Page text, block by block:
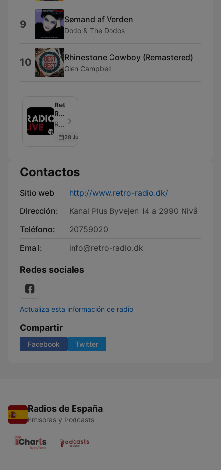
9 Sømand af Verden
Dodo & The Dodos
10 Rhinestone Cowboy (Remastered)
Glen Campbell
Retro
Radio
isRetro radio - Episodio 3
28 Jun 2018
Contactos
Sitio web
http://www.retro-radio.dk/
Dirección:
Kanal Plus Byvejen 14 a 2990 Nivå
Teléfono:
20759020
Email:
info@retro-radio.dk
Redes sociales
Actualiza esta información de radio
Compartir
Facebook Twitter
Radios de España
Emisoras y Podcasts